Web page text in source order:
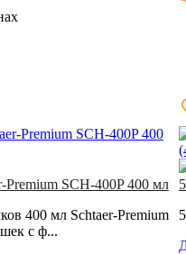
Premium SCH-400P 400 мл
400 мл Schtaer-Premium
с ф...